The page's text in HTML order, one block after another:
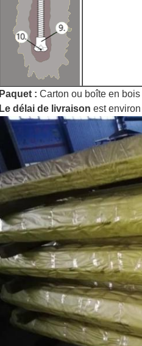
Paquet : Carton ou boîte en
Le délai de livraison est